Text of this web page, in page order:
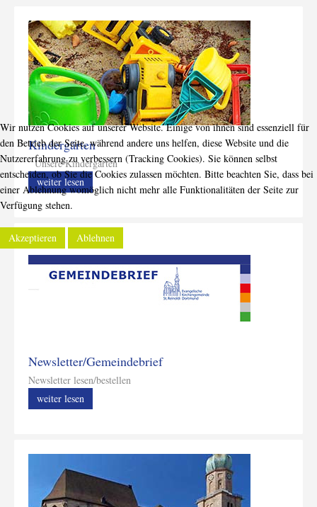
Kindergärten
Unsere Kindergärten
weiter lesen
Newsletter/Gemeindebrief
Newsletter lesen/bestellen
weiter lesen
Wir nutzen Cookies auf unserer Website. Einige von ihnen sind essenziell für
den Betrieb der Seite, während andere uns helfen, diese Website und die
Nutzererfahrung zu verbessern (Tracking Cookies). Sie können selbst
entscheiden, ob Sie die Cookies zulassen möchten. Bitte beachten Sie, dass bei
einer Ablehnung womöglich nicht mehr alle Funktionalitäten der Seite zur
Verfügung stehen.
Akzeptieren Ablehnen